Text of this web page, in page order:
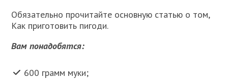
Обязательно прочитайте основную статью о том,
Как приготовить пигоди.
Вам понадобятся:
600 грамм муки;